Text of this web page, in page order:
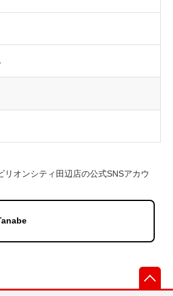
リオンシティ田辺店の公式SNSアカウ